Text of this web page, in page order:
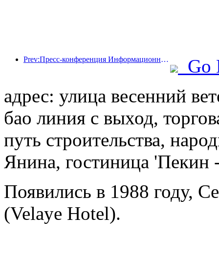
Prev:Пресс-конференция Информационного бюро Госсовета: доходы моей страны от трансграничных поездок увеличились на 42% в первой половине этого года
Go
адрес: улица весенний
бао линия с выход,
путь строительства,
Янина, гостиница 'Пекин
Появились в 1988 году,
(Velaye Hotel).